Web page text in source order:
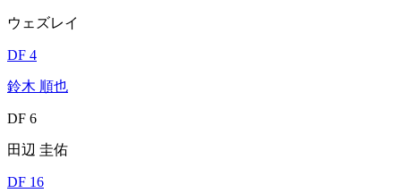
ウェズレイ
DF 4
鈴木 順也
DF 6
田辺 圭佑
DF 16